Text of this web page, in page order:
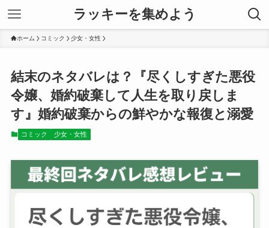
ラッキーを集めよう
ホーム コミック 少女・女性
結末のネタバレは？『尽くしすぎた悪役
令嬢、婚約破棄して人生を取り戻しま
す』婚約破棄からの鮮やかな報復と溺愛
コミック 少女・女性